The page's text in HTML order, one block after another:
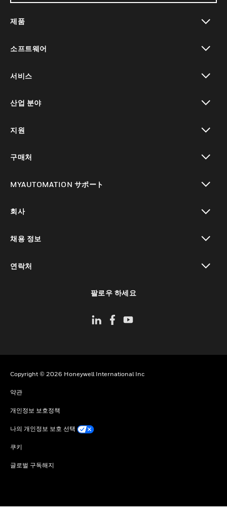
제품
소프트웨어
서비스
산업 분야
지원
구매처
MYAUTOMATION サポート
회사
채용 정보
연락처
팔로우 하세요
Copyright © 2026 Honeywell International Inc
약관
개인정보 보호정책
나의 개인정보 보호 선택
쿠키
글로벌 구독해지